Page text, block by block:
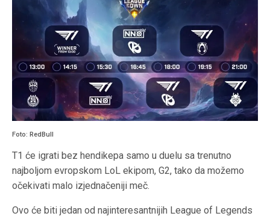
Foto: RedBull
T1 će igrati bez hendikepa samo u duelu sa trenutno
najboljom evropskom LoL ekipom, G2, tako da možemo
očekivati malo izjednačeniji meč.
Ovo će biti jedan od najinteresantnijih League of Legends